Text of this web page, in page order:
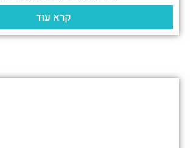
קרא עוד